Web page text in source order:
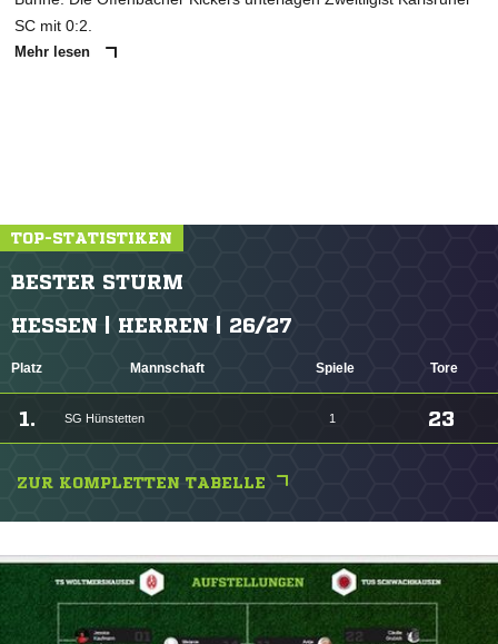
SC mit 0:2.
Mehr lesen
TOP-STATISTIKEN
BESTER STURM
HESSEN | HERREN | 26/27
Platz Mannschaft Spiele Tore
1. SG Hünstetten 1 23
ZUR KOMPLETTEN TABELLE